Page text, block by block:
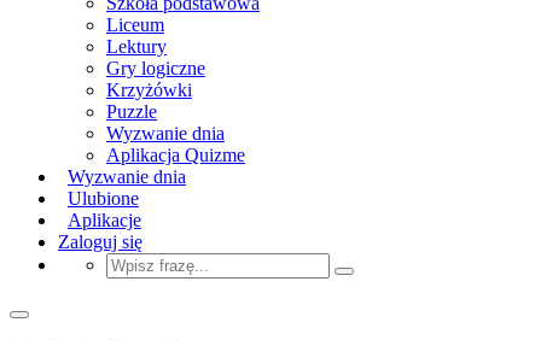
Liceum
Lektury
Gry logiczne
Krzyżówki
Puzzle
Wyzwanie dnia
Aplikacja Quizme
Wyzwanie dnia
Ulubione
Aplikacje
Zaloguj się